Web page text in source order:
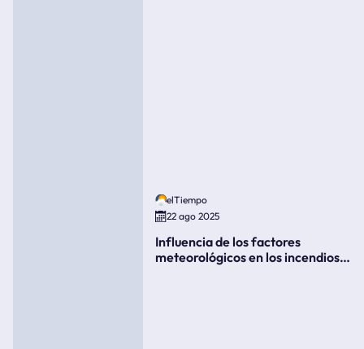
elTiempo
22 ago 2025
Influencia de los factores
meteorológicos en los incendios